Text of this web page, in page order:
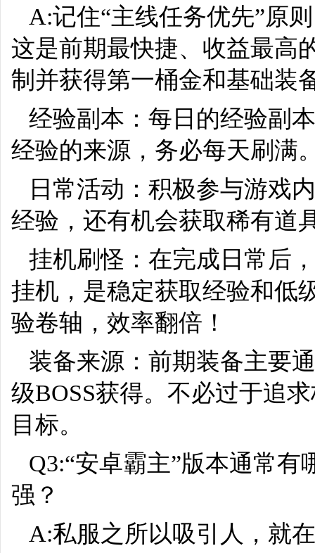
A:记住“主线任务优先”原
这是前期最快捷、收益最高
制并获得第一桶金和基础装
经验副本：每日的经验副
经验的来源，务必每天刷满
日常活动：积极参与游戏
经验，还有机会获取稀有道
挂机刷怪：在完成日常后
挂机，是稳定获取经验和低
验卷轴，效率翻倍！
装备来源：前期装备主要
级BOSS获得。不必过于追
目标。
Q3:“安卓霸主”版本通常
强？
A:私服之所以吸引人，就